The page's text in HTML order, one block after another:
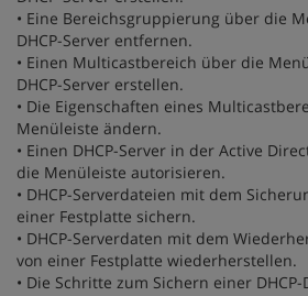
• Eine Bereichsgruppierung über die
DHCP-Server entfernen.
• Einen Multicastbereich über die
DHCP-Server erstellen.
• Die Eigenschaften eines
Menüleiste ändern.
• Einen DHCP-Server in der Active
die Menüleiste autorisieren.
• DHCP-Serverdateien mit dem
einer Festplatte sichern.
• DHCP-Serverdaten mit dem
von einer Festplatte wiederherstellen.
• Die Schritte zum Sichern einer